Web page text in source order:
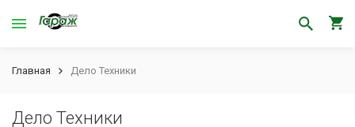
Главная Дело Техники
Дело Техники